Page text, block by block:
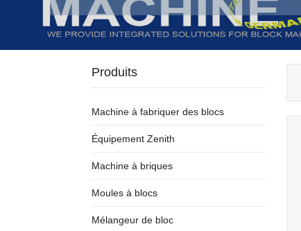
Produits
Machine à fabriquer des blocs
Équipement Zenith
Machine à briques
Moules à blocs
Mélangeur de bloc